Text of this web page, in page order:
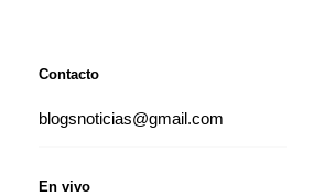
Contacto
blogsnoticias@gmail.com
En vivo